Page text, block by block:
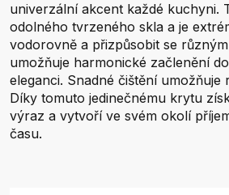
univerzální akcent každé kuchyni.
odolného tvrzeného skla a je
vodorovně a přizpůsobit se
umožňuje harmonické začlenění
eleganci. Snadné čištění
Díky tomuto jedinečnému krytu
výraz a vytvoří ve svém okolí
času.